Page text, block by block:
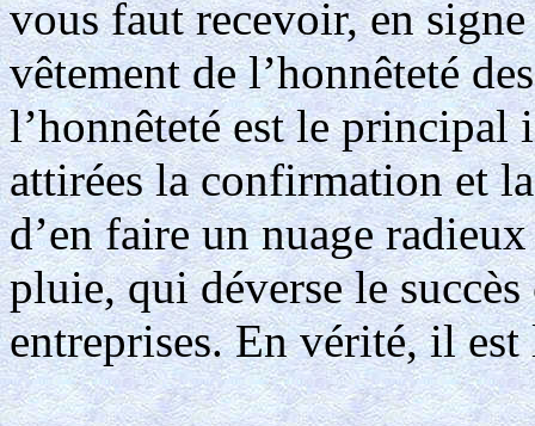
vous faut recevoir, en
vêtement de l’honnêteté
l’honnêteté est le principal
attirées la confirmation et
d’en faire un nuage
pluie, qui déverse le
entreprises. En vérité, il